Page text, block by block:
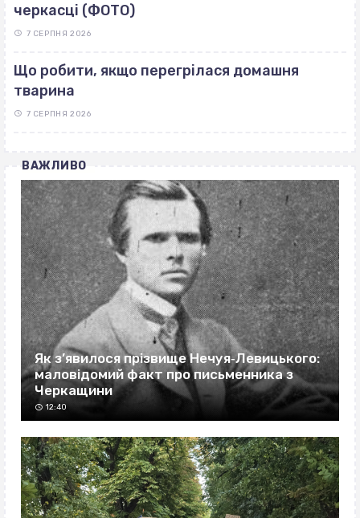
черкасці (ФОТО)
7 СЕРПНЯ 2026
Що робити, якщо перегрілася домашня
тварина
7 СЕРПНЯ 2026
ВАЖЛИВО
Як з’явилося прізвище Нечуя‐Левицького:
маловідомий факт про письменника з
Черкащини
12:40